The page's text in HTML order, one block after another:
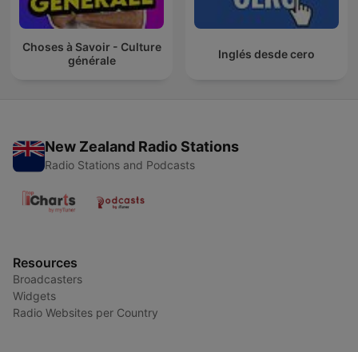
Choses à Savoir - Culture
générale
Inglés desde cero
New Zealand Radio Stations
Radio Stations and Podcasts
Resources
Broadcasters
Widgets
Radio Websites per Country